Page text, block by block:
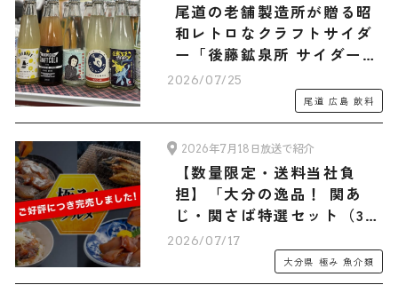
尾道の老舗製造所が贈る昭
和レトロなクラフトサイダ
ー「後藤鉱泉所 サイダー6
種12本 旅サラダマルシェオ
リジナルセット」
2026/07/25
尾道 広島 飲料
2026年7月18日放送で紹介
【数量限定・送料当社負
担】「大分の逸品！ 関あ
じ・関さば特選セット（3人
前）」
2026/07/17
大分県 極み 魚介類